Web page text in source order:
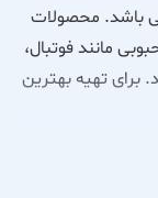
باشد. محصولات
مانند فوتبال،
برای تهیه بهترین
گسترده‌ترین